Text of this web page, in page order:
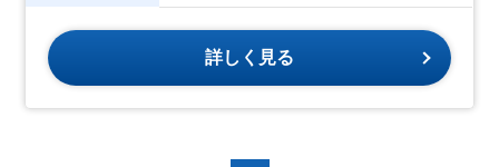
詳しく見る